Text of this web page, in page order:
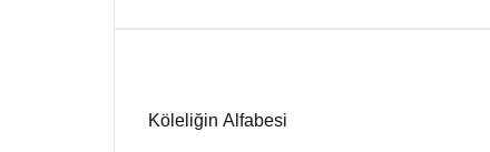
Köleliğin Alfabesi